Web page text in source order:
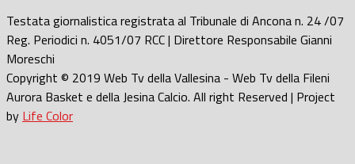
Testata giornalistica registrata al Tribunale di Ancona n. 24 /07
Reg. Periodici n. 4051/07 RCC | Direttore Responsabile Gianni
Moreschi
Copyright © 2019 Web Tv della Vallesina - Web Tv della Fileni
Aurora Basket e della Jesina Calcio. All right Reserved | Project
by Life Color